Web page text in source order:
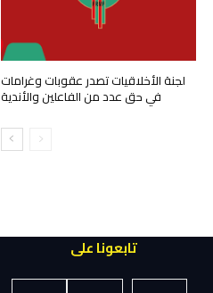
لجنة الأخلاقيات تصدر عقوبات وغرامات
في حق عدد من الفاعلين والأندية
تابعونا على